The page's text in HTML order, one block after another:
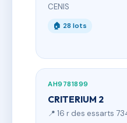
CENIS
🏠 28 lots
AH9781899
CRITERIUM 2
📍 16 r des essarts